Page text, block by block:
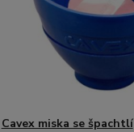
Cavex miska se špachtlí